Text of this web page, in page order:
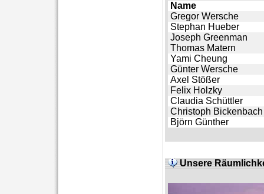
Name
Gregor Wersche
Stephan Hueber
Joseph Greenman
Thomas Matern
Yami Cheung
Günter Wersche
Axel Stößer
Felix Holzky
Claudia Schüttler
Christoph
Björn Günther
Unsere